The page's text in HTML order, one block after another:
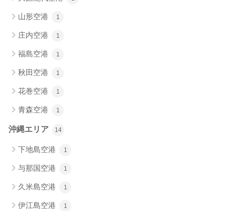
山形空港 1
庄内空港 1
福島空港 1
秋田空港 1
花巻空港 1
青森空港 1
沖縄エリア 14
下地島空港 1
与那国空港 1
久米島空港 1
伊江島空港 1